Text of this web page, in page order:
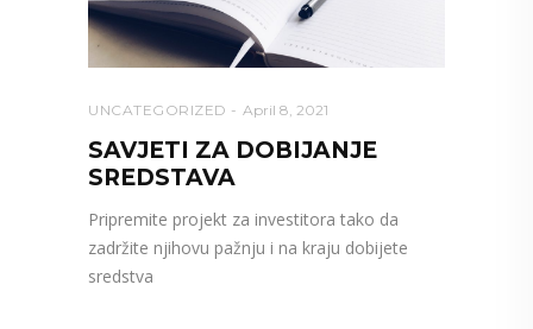
UNCATEGORIZED April 8, 2021
SAVJETI ZA DOBIJANJE
SREDSTAVA
Pripremite projekt za investitora tako da
zadržite njihovu pažnju i na kraju dobijete
sredstva